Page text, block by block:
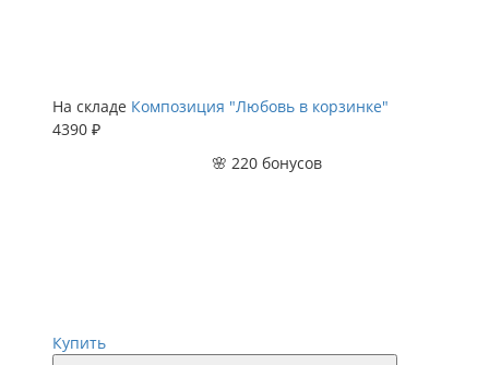
На складе Композиция "Любовь в корзинке"
4390 ₽
🌸 220 бонусов
Купить